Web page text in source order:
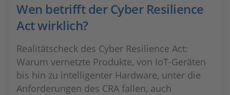
Wen betrifft der Cyber Resilience
Act wirklich?
Realitätscheck des Cyber Resilience Act:
Warum vernetzte Produkte, von IoT-Geräten
bis hin zu intelligenter Hardware, unter die
Anforderungen des CRA fallen, auch